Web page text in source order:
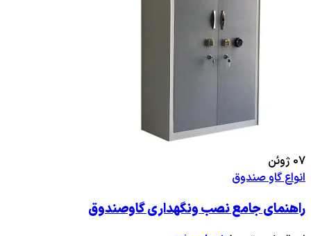
07 ژوئن
انواع گاو صندوق
راهنمای جامع نصب ونگهداری گاوصندوق